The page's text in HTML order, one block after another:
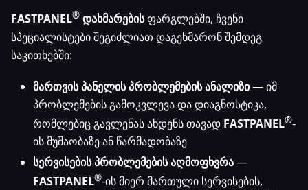
FASTPANEL® დახმარებისფარგლებში, ჩვენი
სპეციალისტები შეგიძლიათ დაგეხმარონ შემდეგ
საკითხებში:
მართვის პანელის პრობლემების ანალიზი— იმ
პრობლემების გამოკვლევა და დიაგნოსტიკა,
რომლებიც გავლენას ახდენს თავად FASTPANEL®-
ის მუშაობაზე ან წარმადობაზე
სერვისების პრობლემების აღმოფხვრა—
FASTPANEL®-ის მიერ მართული სერვისების,